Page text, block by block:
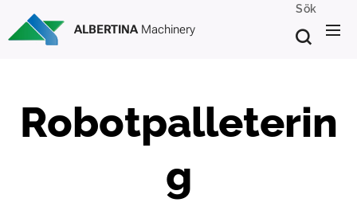
ALBERTINA Machinery
Sök
Robotpalleterin
g